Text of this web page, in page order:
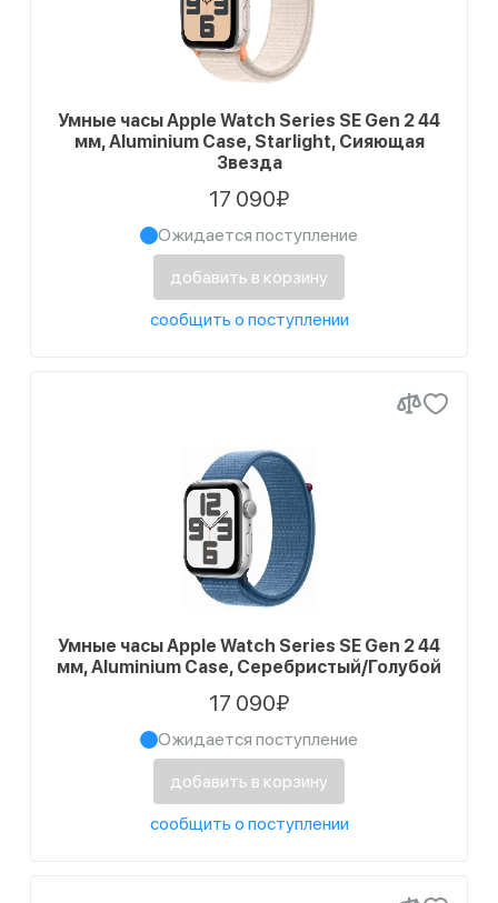
Умные часы Apple Watch Series SE Gen 2 44
мм, Aluminium Case, Starlight, Сияющая
Звезда
17 090₽
Ожидается поступление
добавить в корзину
сообщить о поступлении
Умные часы Apple Watch Series SE Gen 2 44
мм, Aluminium Case, Серебристый/Голубой
17 090₽
Ожидается поступление
добавить в корзину
сообщить о поступлении